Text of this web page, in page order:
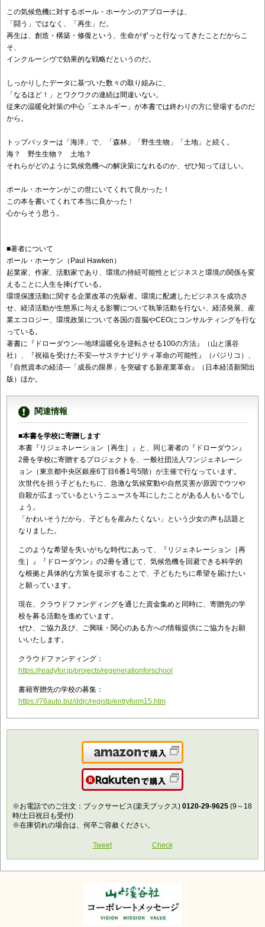
この気候危機に対するポール・ホーケンのアプローチは、
「闘う」ではなく、「再生」だ。
再生は、創造・構築・修復という、生命がずっと行なってきたことだからこ
そ、
インクルーシヴで効果的な戦略だというのだ。
しっかりしたデータに基づいた数々の取り組みに、
「なるほど！」とワクワクの連続は間違いない。
従来の温暖化対策の中心「エネルギー」が本書では終わりの方に登場するのだ
から。
トップバッターは「海洋」で、「森林」「野生生物」「土地」と続く。
海？ 野生生物？ 土地？
それらがどのように気候危機への解決策になれるのか、ぜひ知ってほしい。
ポール・ホーケンがこの世にいてくれて良かった！
この本を書いてくれて本当に良かった！
心からそう思う。
■著者について
ポール・ホーケン（Paul Hawken）
起業家、作家、活動家であり、環境の持続可能性とビジネスと環境の関係を変
えることに人生を捧げている。
環境保護活動に関する企業改革の先駆者。環境に配慮したビジネスを成功さ
せ、経済活動が生態系に与える影響について執筆活動を行ない、経済発展、産
業エコロジー、環境政策について各国の首脳やCEOにコンサルティングを行な
っている。
著書に『ドローダウン―地球温暖化を逆転させる100の方法』（山と溪谷
社）、『祝福を受けた不安―サステナビリティ革命の可能性』（バジリコ）、
『自然資本の経済―「成長の限界」を突破する新産業革命』（日本経済新聞出
版）ほか。
関連情報
■本書を学校に寄贈します
本書『リジェネレーション［再生］』と、同じ著者の『ドローダウン』
2冊を学校に寄贈するプロジェクトを、一般社団法人ワンジェネレーシ
ョン（東京都中央区銀座6丁目6番1号5階）が主催で行なっています。
次世代を担う子どもたちに、急激な気候変動や自然災害が原因でウツや
自殺が広まっているというニュースを耳にしたことがある人もいるでし
ょう。
「かわいそうだから、子どもを産みたくない」という少女の声も話題と
なりました。
このような希望を失いがちな時代にあって、『リジェネレーション［再
生］』『ドローダウン』の2冊を通じて、気候危機を回避できる科学的
な根拠と具体的な方策を提示することで、子どもたちに希望を届けたい
と願っています。
現在、クラウドファンディングを通じた資金集めと同時に、寄贈先の学
校を募る活動を進めています。
ぜひ、ご協力及び、ご興味・関心のある方への情報提供にご協力をお願
いいたします。
クラウドファンディング：
https://readyfor.jp/projects/regenerationforschool
書籍寄贈先の学校の募集：
https://76auto.biz/ddjc/registp/entryform15.htm
Amazonで購入
楽天で購入
※お電話でのご注文：ブックサービス(楽天ブックス) 0120-29-9625 (9～18
時/土日祝日も受付)
※在庫切れの場合は、何卒ご容赦ください。
Tweet Check